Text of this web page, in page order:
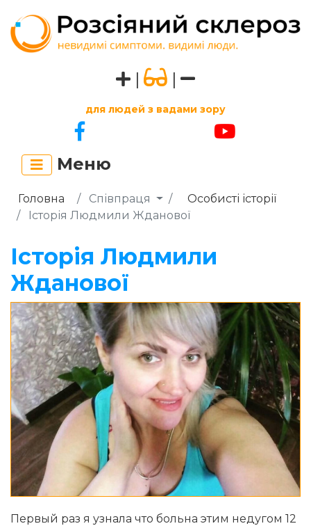
| |
для людей з вадами зору
Меню
Головна Співпраця
Особисті історії
Історія Людмили Жданової
Історія Людмили
Жданової
Первый раз я узнала что больна этим недугом 12